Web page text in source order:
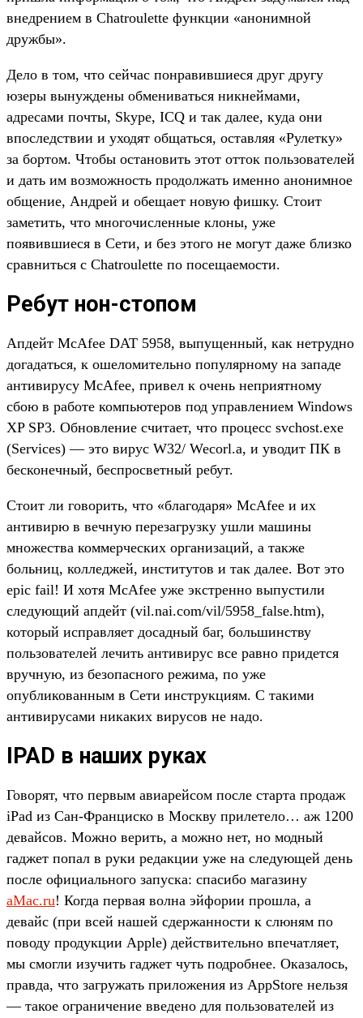
внедрением в Сhatroulette функции «анонимной
дружбы».
Дело в том, что сейчас понравившиеся друг другу
юзеры вынуждены обмениваться никнеймами,
адресами почты, Skype, ICQ и так далее, куда они
впоследствии и уходят общаться, оставляя «Рулетку»
за бортом. Чтобы остановить этот отток пользователей
и дать им возможность продолжать именно анонимное
общение, Андрей и обещает новую фишку. Стоит
заметить, что многочисленные клоны, уже
появившиеся в Сети, и без этого не могут даже близко
сравниться с Chatroulette по посещаемости.
Ребут нон-стопом
Апдейт McAfee DAT 5958, выпущенный, как нетрудно
догадаться, к ошеломительно популярному на западе
антивирусу McAfee, привел к очень неприятному
сбою в работе компьютеров под управлением Windows
XP SP3. Обновление считает, что процесс svchost.exe
(Services) — это вирус W32/ Wecorl.a, и уводит ПК в
бесконечный, беспросветный ребут.
Стоит ли говорить, что «благодаря» McAfee и их
антивирю в вечную перезагрузку ушли машины
множества коммерческих организаций, а также
больниц, колледжей, институтов и так далее. Вот это
epic fail! И хотя McAfee уже экстренно выпустили
следующий апдейт (vil.nai.com/vil/5958_false.htm),
который исправляет досадный баг, большинству
пользователей лечить антивирус все равно придется
вручную, из безопасного режима, по уже
опубликованным в Сети инструкциям. С такими
антивирусами никаких вирусов не надо.
IPAD в наших руках
Говорят, что первым авиарейсом после старта продаж
iPad из Сан-Франциско в Москву прилетело… аж 1200
девайсов. Можно верить, а можно нет, но модный
гаджет попал в руки редакции уже на следующей день
после официального запуска: спасибо магазину
aMac.ru! Когда первая волна эйфории прошла, а
девайс (при всей нашей сдержанности к слюням по
поводу продукции Apple) действительно впечатляет,
мы смогли изучить гаджет чуть подробнее. Оказалось,
правда, что загружать приложения из AppStore нельзя
— такое ограничение введено для пользователей из